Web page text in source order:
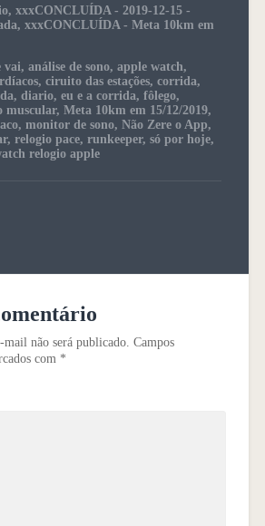
, xxxCONCLUÍDA - 2019-12-15 -
, xxxCONCLUÍDA - Meta 10km em
vai, análise de sono, apple watch,
, ciruito das estações, corrida,
, diario, eu e a corrida, fôlego,
muscular, Meta 10km em 15/12/2019,
, monitor de sono, Não Zere o App,
, relogio pace, runkeeper, só por hoje,
relogio apple
mail não será publicado. Campos
com *